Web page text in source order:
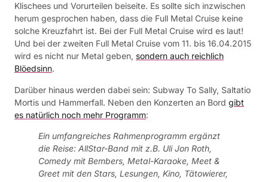
Klischees und Vorurteilen beiseite. Es sollte sich inzwischen
herum gesprochen haben, dass die Full Metal Cruise keine
solche Kreuzfahrt ist. Bei der Full Metal Cruise wird es laut!
Und bei der zweiten Full Metal Cruise vom 11. bis 16.04.2015
wird es nicht nur Metal geben, sondern auch reichlich
Blöedsinn.
Darüber hinaus werden dabei sein: Subway To Sally, Saltatio
Mortis und Hammerfall. Neben den Konzerten an Bord gibt
es natürlich noch mehr Programm:
Ein umfangreiches Rahmenprogramm ergänzt
die Reise: AllStar-Band mit z.B. Uli Jon Roth,
Comedy mit Bembers, Metal-Karaoke, Meet &
Greet mit den Stars, Lesungen, Kino, Tätowierer,